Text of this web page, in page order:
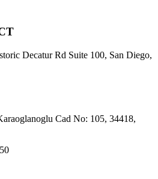
Decatur Rd Suite 100, San Diego,
Cad No: 105, 34418,